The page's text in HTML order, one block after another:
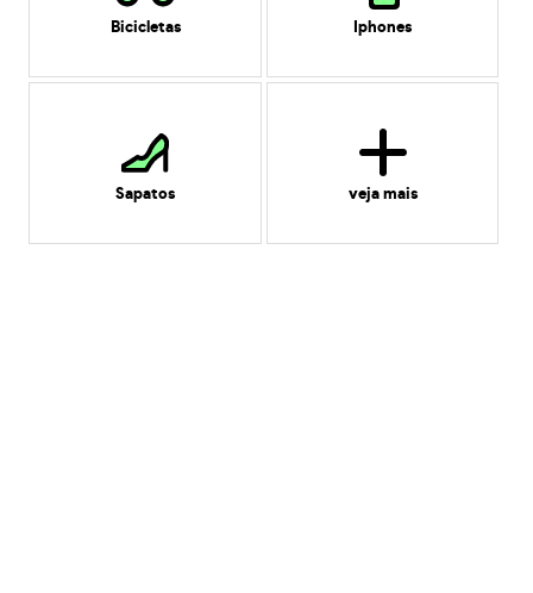
Bicicletas Iphones
Sapatos veja mais